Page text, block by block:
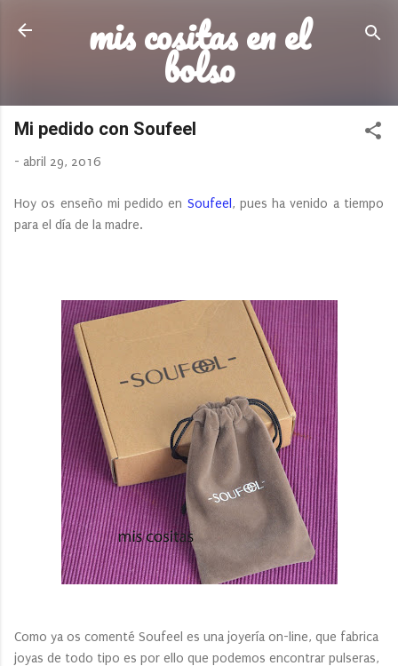
Ir al contenido principal
mis cositas en el
bolso
Mi pedido con Soufeel
- abril 29, 2016
Hoy os enseño mi pedido en Soufeel , pues ha venido a tiempo
para el día de la madre.
Como ya os comenté Soufeel es una joyería on-line, que fabrica
joyas de todo tipo es por ello que podemos encontrar pulseras,